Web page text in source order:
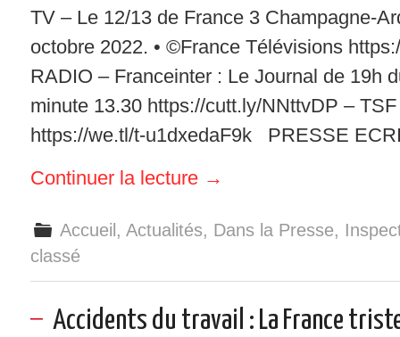
TV – Le 12/13 de France 3 Champagne-
octobre 2022. • ©France Télévisions
RADIO – Franceinter : Le Journal de 19h
minute 13.30 https://cutt.ly/NNttvDP –
https://we.tl/t-u1dxedaF9k PRESSE
Continuer la lecture →
Accueil ,Actualités, Dans la Presse,
classé
Accidents du travail : La France